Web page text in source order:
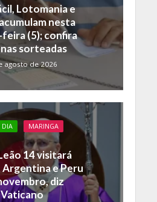
Lotomania e
nesta
(5); confira
sorteadas
agosto de 2026
DIA
MARINGA
14 visitará
Argentina e Peru
diz
Vaticano